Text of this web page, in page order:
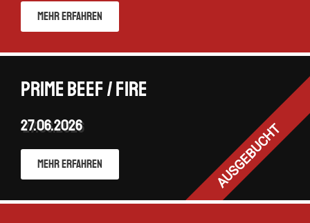
Mehr erfahren
Prime Beef / Fire
27.06.2026
Mehr erfahren